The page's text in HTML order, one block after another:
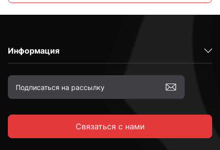
М10
М12
Информация
Связаться с нами